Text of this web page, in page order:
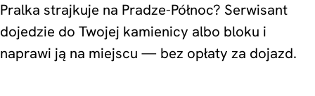
Pralka strajkuje na Pradze-Północ? Serwisant
dojedzie do Twojej kamienicy albo bloku i
naprawi ją na miejscu — bez opłaty za dojazd.